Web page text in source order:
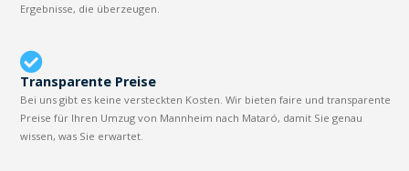
Ergebnisse, die überzeugen.
Transparente Preise
Bei uns gibt es keine versteckten Kosten. Wir bieten faire und transparente
Preise für Ihren Umzug von Mannheim nach Mataró, damit Sie genau
wissen, was Sie erwartet.